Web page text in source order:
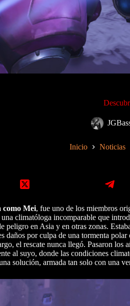
Inicio Noticias
como Mei, fue uno de los miembros
climatóloga incomparable que
peligro en Asia y en otras zonas.
daños por culpa de una tormenta
el rescate nunca llegó. Pasaron
al suyo, donde las condiciones
solución, armada tan solo con una